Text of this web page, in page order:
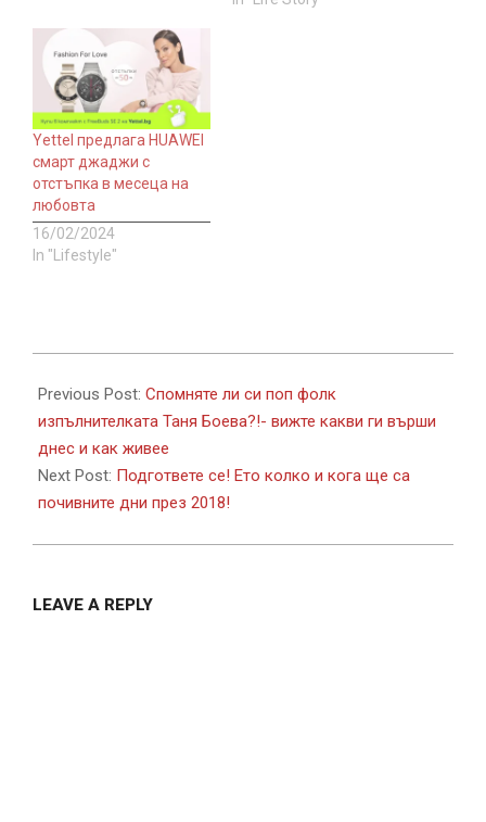
Yettel предлага HUAWEI
смарт джаджи с
отстъпка в месеца на
любовта
16/02/2024
In "Lifestyle"
11-
03
Previous Post: Спомняте ли си поп фолк
изпълнителката Таня Боева?!- вижте какви ги върши
днес и как живее
Next Post: Подгответе се! Ето колко и кога ще са
почивните дни през 2018!
LEAVE A REPLY